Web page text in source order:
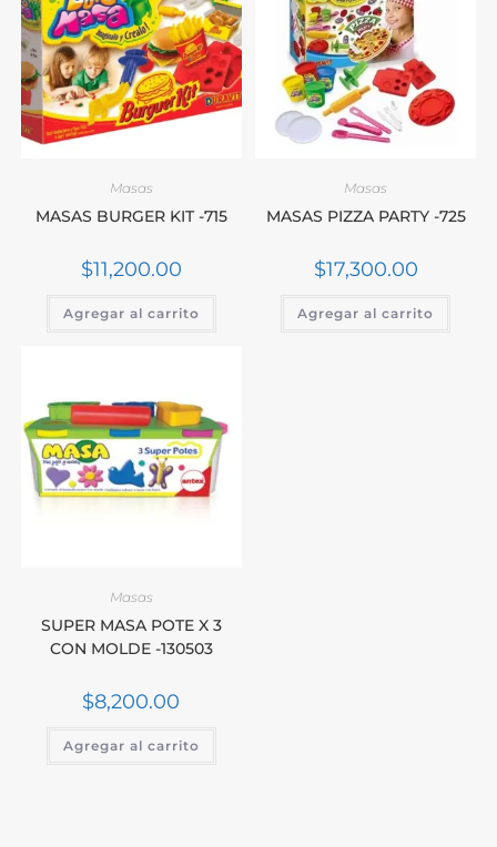
Masas
MASAS BURGER KIT -715
$11,200.00
Agregar al carrito
Masas
MASAS PIZZA PARTY -725
$17,300.00
Agregar al carrito
Masas
SUPER MASA POTE X 3
CON MOLDE -130503
$8,200.00
Agregar al carrito